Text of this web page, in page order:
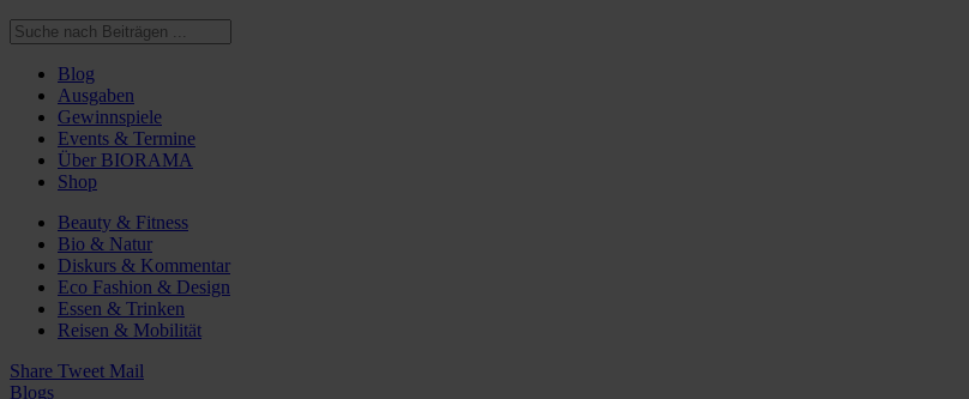
Blog
Ausgaben
Gewinnspiele
Events & Termine
Über BIORAMA
Shop
Beauty & Fitness
Bio & Natur
Diskurs & Kommentar
Eco Fashion & Design
Essen & Trinken
Reisen & Mobilität
Share Tweet Mail
Blogs